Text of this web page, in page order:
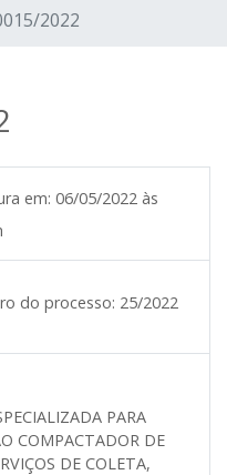
2022
em: 06/05/2022 às
do processo: 25/2022
PARA
COMPACTADOR DE
DE COLETA,